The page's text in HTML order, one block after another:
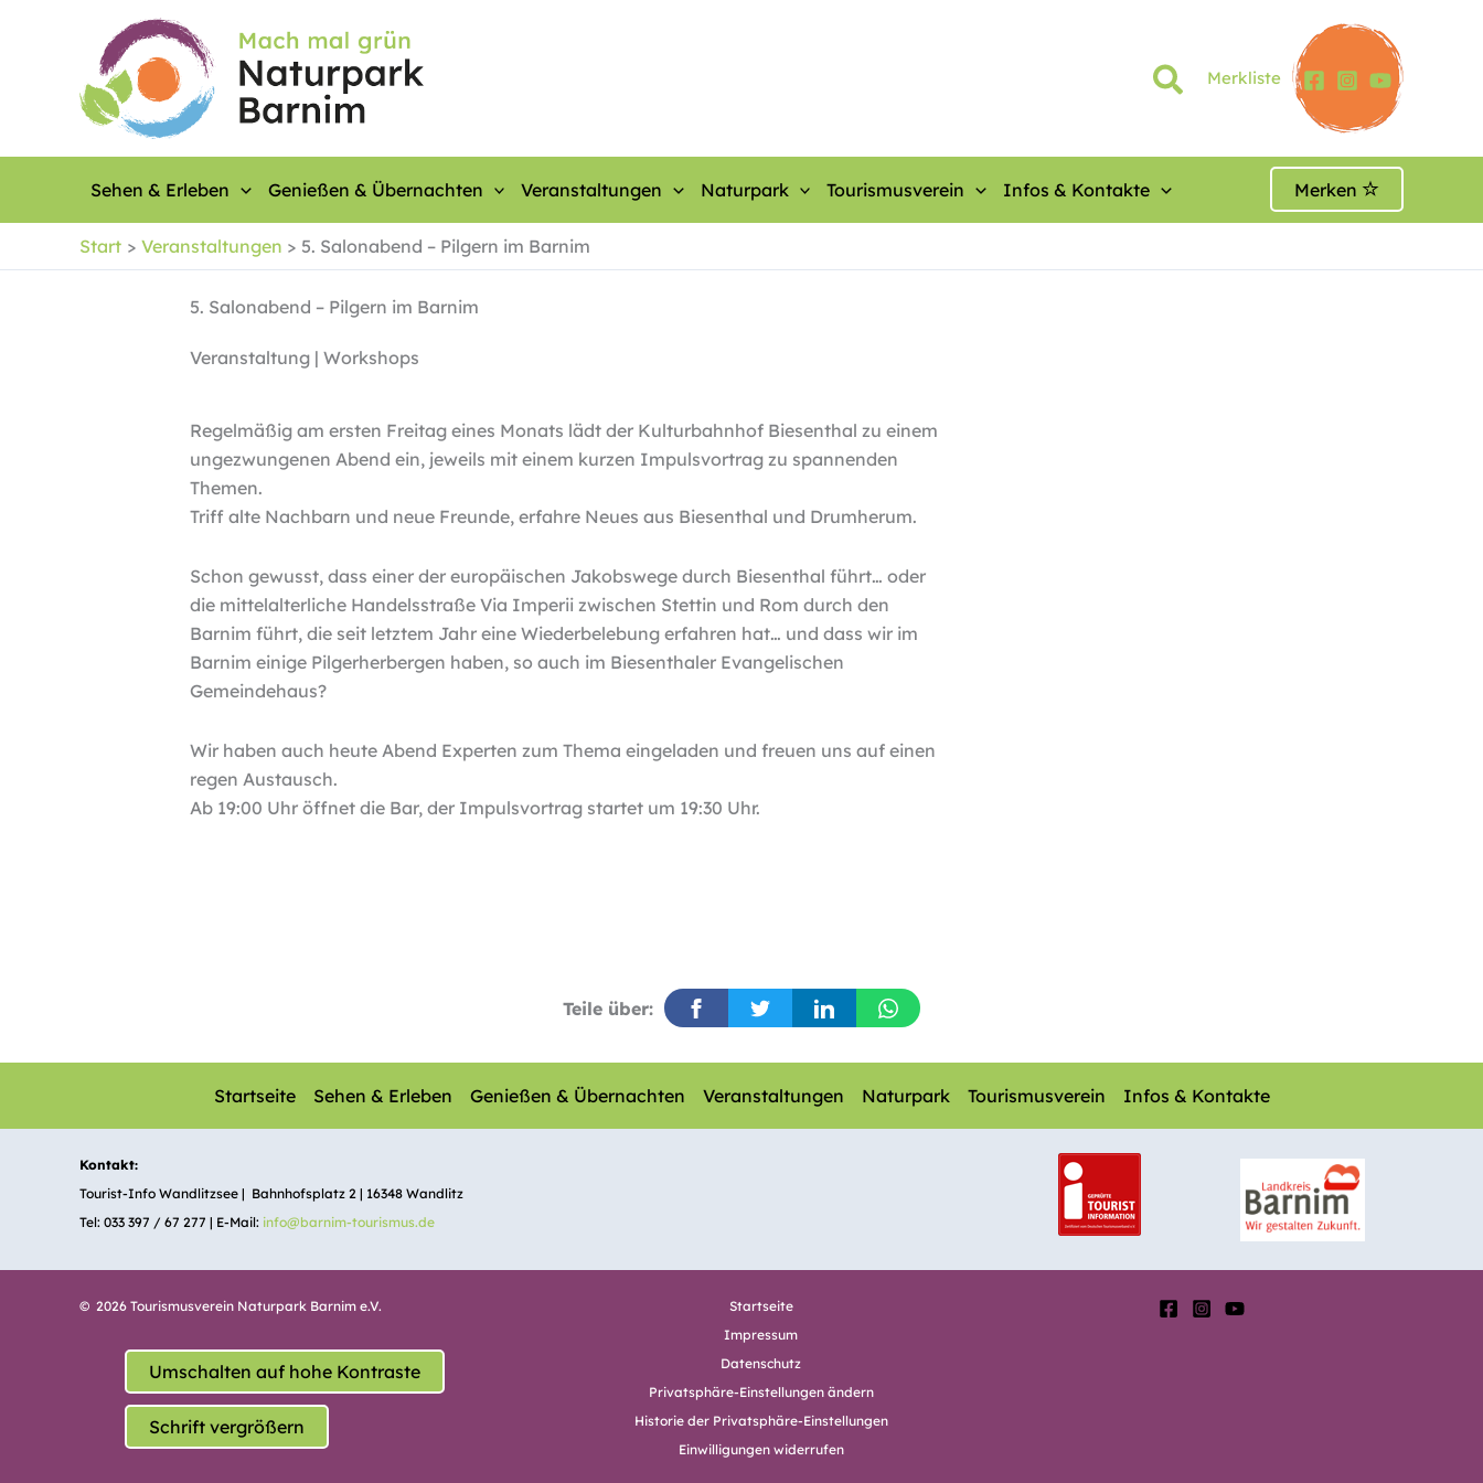
Merkliste
Sehen & Erleben Genießen & Übernachten Veranstaltungen Naturpark Tourismusverein Infos & Kontakte Merken
Start Veranstaltungen 5. Salonabend – Pilgern im Barnim
5. Salonabend – Pilgern im Barnim
Veranstaltung | Workshops
Regelmäßig am ersten Freitag eines Monats lädt der Kulturbahnhof Biesenthal zu einem
ungezwungenen Abend ein, jeweils mit einem kurzen Impulsvortrag zu spannenden
Themen.
Triff alte Nachbarn und neue Freunde, erfahre Neues aus Biesenthal und Drumherum.
Schon gewusst, dass einer der europäischen Jakobswege durch Biesenthal führt… oder
die mittelalterliche Handelsstraße Via Imperii zwischen Stettin und Rom durch den
Barnim führt, die seit letztem Jahr eine Wiederbelebung erfahren hat… und dass wir im
Barnim einige Pilgerherbergen haben, so auch im Biesenthaler Evangelischen
Gemeindehaus?
Wir haben auch heute Abend Experten zum Thema eingeladen und freuen uns auf einen
regen Austausch.
Ab 19:00 Uhr öffnet die Bar, der Impulsvortrag startet um 19:30 Uhr.
Teile über:
Startseite Sehen & Erleben Genießen & Übernachten Veranstaltungen Naturpark Tourismusverein Infos & Kontakte
Kontakt:
Tourist-Info Wandlitzsee | Bahnhofsplatz 2 | 16348 Wandlitz
Tel: 033 397 / 67 277 | E-Mail: info@barnim-tourismus.de
© 2026 Tourismusverein Naturpark Barnim e.V.
Umschalten auf hohe Kontraste
Schrift vergrößern
Startseite
Impressum
Datenschutz
Privatsphäre-Einstellungen ändern
Historie der Privatsphäre-Einstellungen
Einwilligungen widerrufen